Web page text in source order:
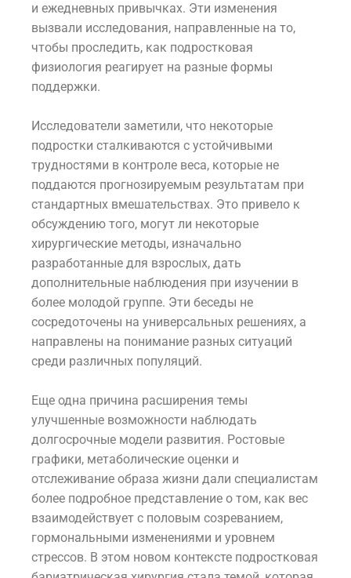
и ежедневных привычках. Эти изменения
вызвали исследования, направленные на то,
чтобы проследить, как подростковая
физиология реагирует на разные формы
поддержки.
Исследователи заметили, что некоторые
подростки сталкиваются с устойчивыми
трудностями в контроле веса, которые не
поддаются прогнозируемым результатам при
стандартных вмешательствах. Это привело к
обсуждению того, могут ли некоторые
хирургические методы, изначально
разработанные для взрослых, дать
дополнительные наблюдения при изучении в
более молодой группе. Эти беседы не
сосредоточены на универсальных решениях, а
направлены на понимание разных ситуаций
среди различных популяций.
Еще одна причина расширения темы
улучшенные возможности наблюдать
долгосрочные модели развития. Ростовые
графики, метаболические оценки и
отслеживание образа жизни дали специалистам
более подробное представление о том, как вес
взаимодействует с половым созреванием,
гормональными изменениями и уровнем
стрессов. В этом новом контексте подростковая